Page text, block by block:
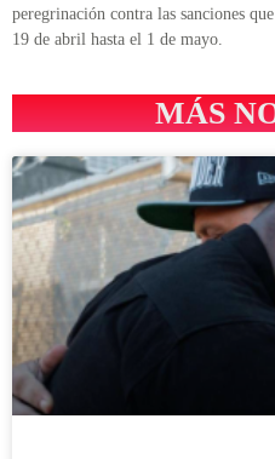
peregrinación contra las sanciones
19 de abril hasta el 1 de mayo.
MÁS